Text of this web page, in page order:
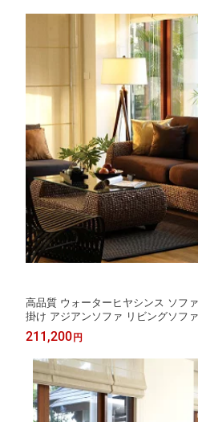
高品質 ウォーターヒヤシンス ソフ
掛け アジアンソファ リビングソフ
ルライク 高級 アジアン 家具 ナチュ
FORMAX 【在庫販売品・即納可能】
211,200 円